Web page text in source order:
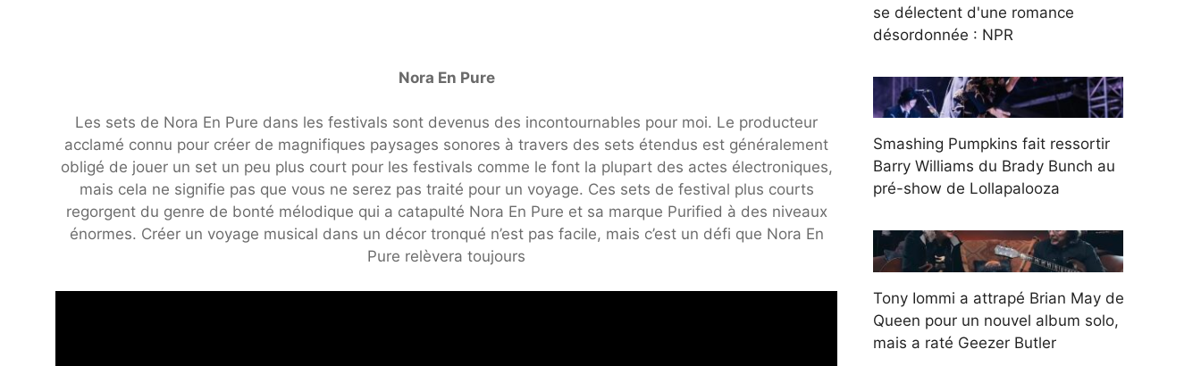
Nora En Pure
Les sets de Nora En Pure dans les festivals sont devenus des incontournables pour moi. Le producteur
acclamé connu pour créer de magnifiques paysages sonores à travers des sets étendus est généralement
obligé de jouer un set un peu plus court pour les festivals comme le font la plupart des actes électroniques,
mais cela ne signifie pas que vous ne serez pas traité pour un voyage. Ces sets de festival plus courts
regorgent du genre de bonté mélodique qui a catapulté Nora En Pure et sa marque Purified à des niveaux
énormes. Créer un voyage musical dans un décor tronqué n’est pas facile, mais c’est un défi que Nora En
Pure relèvera toujours
se délectent d'une romance
désordonnée : NPR
Smashing Pumpkins fait ressortir
Barry Williams du Brady Bunch au
pré-show de Lollapalooza
Tony Iommi a attrapé Brian May de
Queen pour un nouvel album solo,
mais a raté Geezer Butler